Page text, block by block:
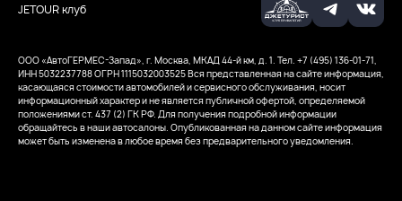
JETOUR клуб
ООО ‭«АвтоГЕРМЕС-Запад», г. Москва, МКАД 44-й км, д. 1. Тел. +7 (495) 136-01-71,
ИНН 5032237788ОГРН 1115032003525Вся представленная на сайте информация,
касающаяся стоимости автомобилей и сервисного обслуживания, носит
информационный характер и не является публичной офертой, определяемой
положениями ст. 437 (2) ГК РФ. Для получения подробной информации
обращайтесь в наши автосалоны. Опубликованная на данном сайте информация
может быть изменена в любое время без предварительного уведомления.